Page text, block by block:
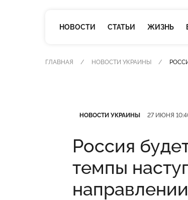
НОВОСТИ СТАТЬИ ЖИЗНЬ
ГЛАВНАЯ НОВОСТИ УКРАИНЫ
НОВОСТИ УКРАИНЫ 27 ИЮНЯ
Россия
темпы